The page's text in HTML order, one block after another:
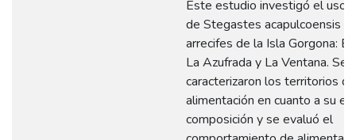
Este estudio investigó el uso
de Stegastes acapulcoensis
arrecifes de la Isla Gorgona:
La Azufrada y La Ventana. Se
caracterizaron los territorios de
alimentación en cuanto a su
composición y se evaluó el